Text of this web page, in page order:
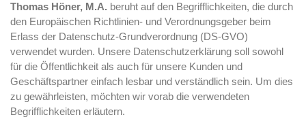
Thomas Höner, M.A. beruht auf den Begrifflichkeiten, die durch
den Europäischen Richtlinien- und Verordnungsgeber beim
Erlass der Datenschutz-Grundverordnung (DS-GVO)
verwendet wurden. Unsere Datenschutzerklärung soll sowohl
für die Öffentlichkeit als auch für unsere Kunden und
Geschäftspartner einfach lesbar und verständlich sein. Um dies
zu gewährleisten, möchten wir vorab die verwendeten
Begrifflichkeiten erläutern.